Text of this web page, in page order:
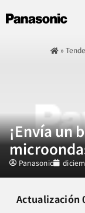
»
¡Envía un
Panasonic
Actualización